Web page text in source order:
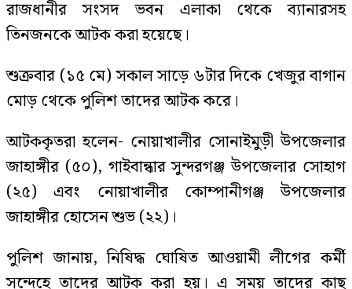
রাজধানীর সংসদ ভবন এলাকা থেকে ব্যানারসহ
তিনজনকে আটক করা হয়েছে।
শুক্রবার (১৫ মে) সকাল সাড়ে ৬টার দিকে খেজুর বাগান
মোড় থেকে পুলিশ তাদের আটক করে।
আটককৃতরা হলেন- নোয়াখালীর সোনাইমুড়ী উপজেলার
জাহাঙ্গীর (৫০), গাইবান্ধার সুন্দরগঞ্জ উপজেলার সোহাগ
(২৫) এবং নোয়াখালীর কোম্পানীগঞ্জ উপজেলার
জাহাঙ্গীর হোসেন শুভ (২২)।
পুলিশ জানায়, নিষিদ্ধ ঘোষিত আওয়ামী লীগের কর্মী
সন্দেহে তাদের আটক করা হয়। এ সময় তাদের কাছ